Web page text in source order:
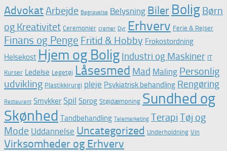
AdvokatArbejde Begravelse Belysning Biler Bolig Børn
og Kreativitet Ceremonier cremer Dyr Erhverv Ferie & Rejser
Finans og Penge Fritid & Hobby Frokostordning
Helsekost Hjem og Bolig Industri og Maskiner IT
Kurser Ledelse Legetøj Låsesmed Mad Maling Personlig
udvikling Plastikkirurgi pleje Psykiatrisk behandling Rengøring
Restaurant Smykker Spil Sprog Støjdæmpning Sundhed og
Skønhed Tandbehandling Telemarketing Terapi Tøj og
Mode Uddannelse Uncategorized Underholdning Vin
Virksomheder og Erhverv